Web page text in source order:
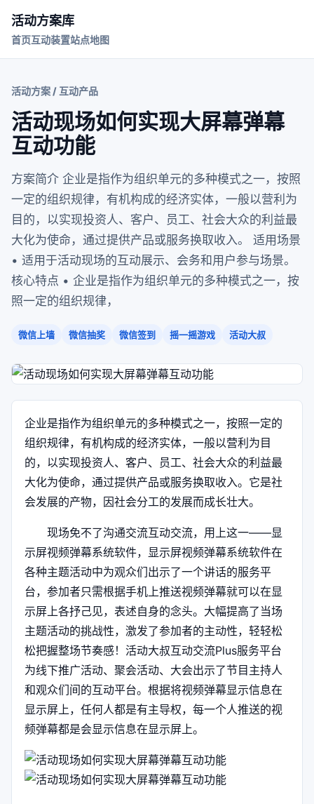
活动方案库
首页互动装置站点地图
活动方案 / 互动产品
活动现场如何实现大屏幕弹幕
互动功能
方案简介 企业是指作为组织单元的多种模式之一，按照
一定的组织规律，有机构成的经济实体，一般以营利为
目的，以实现投资人、客户、员工、社会大众的利益最
大化为使命，通过提供产品或服务换取收入。 适用场景
• 适用于活动现场的互动展示、会务和用户参与场景。
核心特点 • 企业是指作为组织单元的多种模式之一，按
照一定的组织规律，
微信上墙 微信抽奖 微信签到 摇一摇游戏 活动大叔
企业是指作为组织单元的多种模式之一，按照一定的
组织规律，有机构成的经济实体，一般以营利为目
的，以实现投资人、客户、员工、社会大众的利益最
大化为使命，通过提供产品或服务换取收入。它是社
会发展的产物，因社会分工的发展而成长壮大。
现场免不了沟通交流互动交流，用上这一——显
示屏视频弹幕系统软件，显示屏视频弹幕系统软件在
各种主题活动中为观众们出示了一个讲话的服务平
台，参加者只需根据手机上推送视频弹幕就可以在显
示屏上各抒己见，表述自身的念头。大幅提高了当场
主题活动的挑战性，激发了参加者的主动性，轻轻松
松把握整场节奏感！活动大叔互动交流Plus服务平台
为线下推广活动、聚会活动、大会出示了节目主持人
和观众们间的互动平台。根据将视频弹幕显示信息在
显示屏上，任何人都是有主导权，每一个人推送的视
频弹幕都是会显示信息在显示屏上。